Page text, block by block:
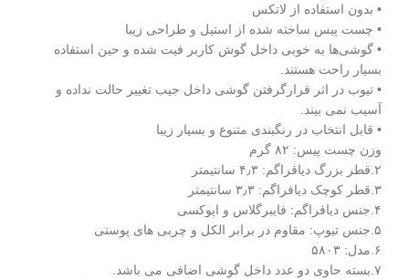
• بدون استفاده از لاتکس
• چست پیس ساخته شده از استیل و طراحی زیبا
• گوشی‌ها به خوبی داخل گوش کاربر فیت شده و حین استفاده
بسیار راحت هستند.
• تیوب در اثر قرارگرفتن گوشی داخل جیب تغییر حالت نداده و
آسیب نمی بیند.
• قابل انتخاب در رنگبندی متنوع و بسیار زیبا
وزن چست پیس: ۸۲ گرم
۲.قطر بزرگ دیافراگم: ۴٫۳ سانتیمتر
۳.قطر کوچک دیافراگم: ۳٫۳ سانتیمتر
۴.جنس دیافراگم: فایبرگلاس و اپوکسی
۵.جنس تیوپ: مقاوم در برابر الکل و چربی های پوستی
۶.مدل: ۵۸۰۳
۷.بسته حاوی دو عدد داخل گوشی اضافی می باشد.